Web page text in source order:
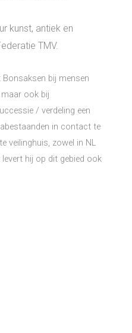
kunst, antiek en
TMV.
bij mensen
ook bij
/ verdeling een
in contact te
veilinghuis, zowel in NL
hij op dit gebied ook